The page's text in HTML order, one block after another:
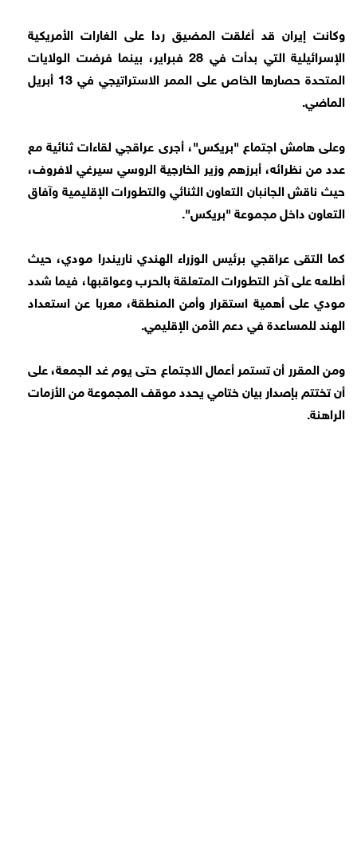
وكانت إيران قد أغلقت المضيق ردا على الغارات الأمريكية
الإسرائيلية التي بدأت في 28 فبراير، بينما فرضت الولايات
المتحدة حصارها الخاص على الممر الاستراتيجي في 13 أبريل
الماضي.
وعلى هامش اجتماع "بريكس"، أجرى عراقجي لقاءات ثنائية مع
عدد من نظرائه، أبرزهم وزير الخارجية الروسي سيرغي لافروف،
حيث ناقش الجانبان التعاون الثنائي والتطورات الإقليمية وآفاق
التعاون داخل مجموعة "بريكس".
كما التقى عراقجي برئيس الوزراء الهندي ناريندرا مودي، حيث
أطلعه على آخر التطورات المتعلقة بالحرب وعواقبها، فيما شدد
مودي على أهمية استقرار وأمن المنطقة، معربا عن استعداد
الهند للمساعدة في دعم الأمن الإقليمي.
ومن المقرر أن تستمر أعمال الاجتماع حتى يوم غد الجمعة، على
أن تختتم بإصدار بيان ختامي يحدد موقف المجموعة من الأزمات
الراهنة.